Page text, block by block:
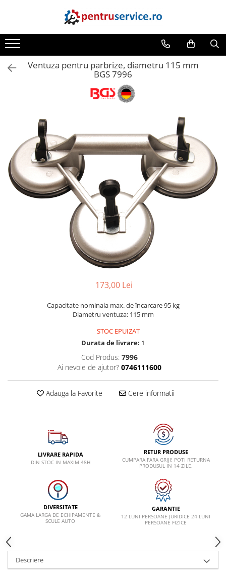
Toate Produsele
Scule Speciale
Scule pentru Motociclete
Extractoare, Injectoare, Rulmenti
Tinichigerie, Caroserie
Sistem de racire, incalzire, aer
conditionat
Unelte de Motor si accesorii
Scule Speciale pentru atelier
Dispozitiv de testare
Dispozitive pentru anvelope
Mercedes-Benz
Nissan
Opel
Ventuza pentru parbrize, diametru 115 mm
BGS 7996
173,00 Lei
Capacitate nominala max. de încarcare 95 kg
Diametru ventuza: 115 mm
STOC EPUIZAT
Durata de livrare: 1
Cod Produs: 7996
Ai nevoie de ajutor? 0746111600
Adauga la Favorite Cere informatii
LIVRARE RAPIDA
DIN STOC IN MAXIM 48H
RETUR PRODUSE
CUMPARA FARA GRIJI! POTI RETURNA
PRODUSUL IN 14 ZILE.
DIVERSITATE
GAMA LARGA DE ECHIPAMENTE &
SCULE AUTO
GARANTIE
12 LUNI PERSOANE JURIDICE 24 LUNI
PERSOANE FIZICE
Descriere